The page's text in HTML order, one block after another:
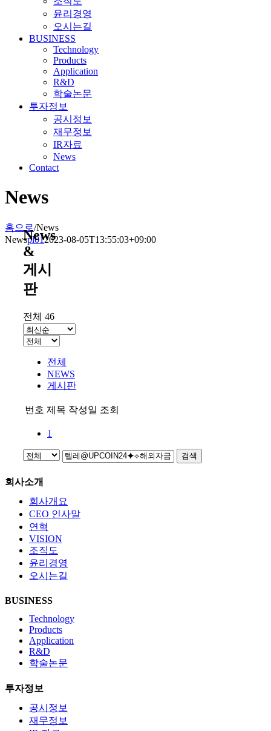
윤리경영
오시는길
BUSINESS
Technology
Products
Application
R&D
학술논문
투자정보
공시정보
재무정보
IR자료
News
Contact
News
홈으로/News
Newspl012023-08-05T13:55:03+09:00
News
&
게시
판
전체 46
전체
NEWS
게시판
번호 제목 작성일 조회
1
검색
회사소개
회사개요
CEO 인사말
연혁
VISION
조직도
윤리경영
오시는길
BUSINESS
Technology
Products
Application
R&D
학술논문
투자정보
공시정보
재무정보